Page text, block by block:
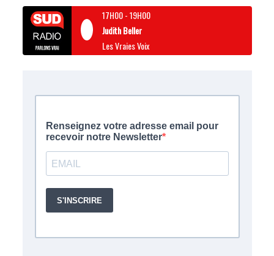
17H00-19H00
Judith Beller
Les Vraies Voix